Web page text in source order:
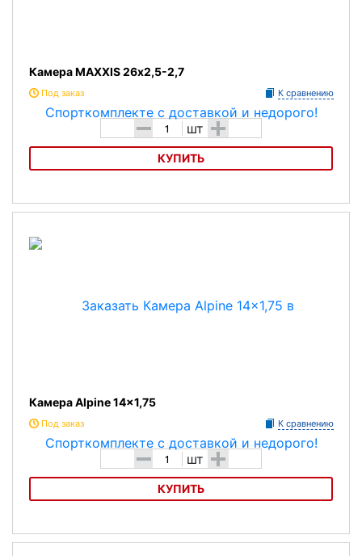
Камера MAXXIS 26х2,5-2,7
Под заказ К сравнению
- шт +
КУПИТЬ
Камера MAXXIS 26х2,5-2,7
Камера Alpine 14x1,75
Под заказ К сравнению
- шт +
КУПИТЬ
Камера Alpine 14x1,75